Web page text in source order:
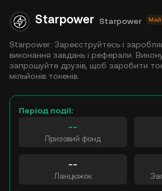
Starpower Starpower
Starpower: Зареєструйтесь і
виконання завдань і реферали.
запрошуйте друзів, щоб заробити
мільйонів токенів.
Період події:
--
Призовий фонд
--
Ланцюжок